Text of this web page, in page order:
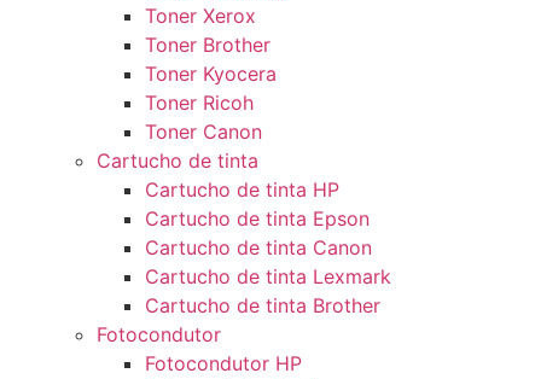
Toner Xerox
Toner Brother
Toner Kyocera
Toner Ricoh
Toner Canon
Cartucho de tinta
Cartucho de tinta HP
Cartucho de tinta Epson
Cartucho de tinta Canon
Cartucho de tinta Lexmark
Cartucho de tinta Brother
Fotocondutor
Fotocondutor HP